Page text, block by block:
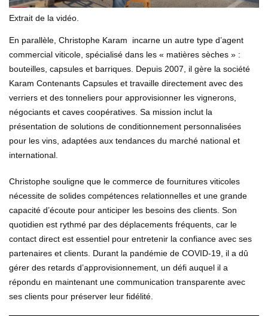
Extrait de la vidéo.
En parallèle, Christophe Karam incarne un autre type d’agent
commercial viticole, spécialisé dans les « matières sèches » :
bouteilles, capsules et barriques. Depuis 2007, il gère la société
Karam Contenants Capsules et travaille directement avec des
verriers et des tonneliers pour approvisionner les vignerons,
négociants et caves coopératives. Sa mission inclut la
présentation de solutions de conditionnement personnalisées
pour les vins, adaptées aux tendances du marché national et
international.
Christophe souligne que le commerce de fournitures viticoles
nécessite de solides compétences relationnelles et une grande
capacité d’écoute pour anticiper les besoins des clients. Son
quotidien est rythmé par des déplacements fréquents, car le
contact direct est essentiel pour entretenir la confiance avec ses
partenaires et clients. Durant la pandémie de COVID-19, il a dû
gérer des retards d’approvisionnement, un défi auquel il a
répondu en maintenant une communication transparente avec
ses clients pour préserver leur fidélité.